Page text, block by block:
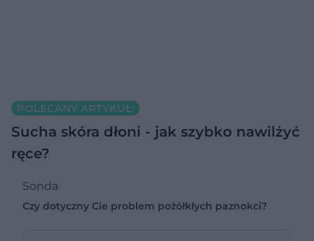
POLECANY ARTYKUŁ:
Sucha skóra dłoni - jak szybko nawilżyć
ręce?
Sonda
Czy dotyczny Cie problem pożółkłych paznokci?